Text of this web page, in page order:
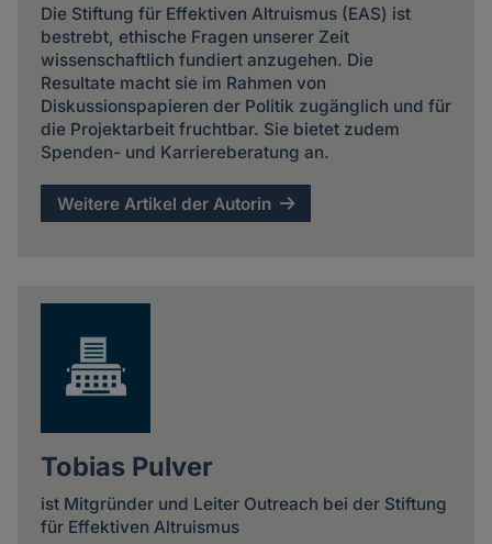
Die Stiftung für Effektiven Altruismus (EAS) ist
bestrebt, ethische Fragen unserer Zeit
wissenschaftlich fundiert anzugehen. Die
Resultate macht sie im Rahmen von
Diskussionspapieren der Politik zugänglich und für
die Projektarbeit fruchtbar. Sie bietet zudem
Spenden- und Karriereberatung an.
Weitere Artikel der Autorin
Tobias Pulver
ist Mitgründer und Leiter Outreach bei der Stiftung
für Effektiven Altruismus